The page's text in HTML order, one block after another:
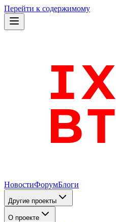
Перейти к содержимому
НовостиФорумБлоги
Другие проекты
О проекте